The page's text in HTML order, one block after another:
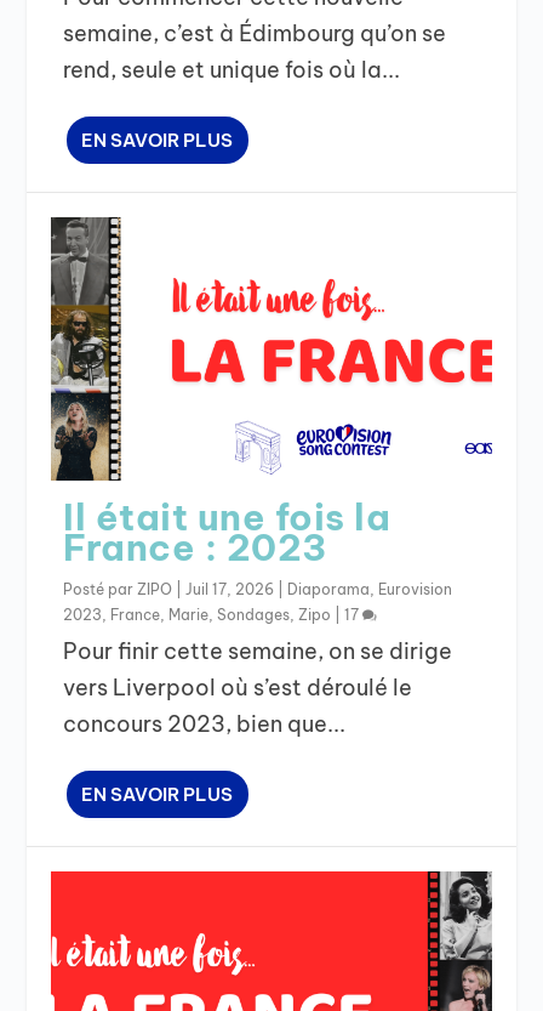
semaine, c’est à Édimbourg qu’on se
rend, seule et unique fois où la...
EN SAVOIR PLUS
Il était une fois la
France : 2023
Posté parZIPO |Juil 17, 2026 Diaporama, Eurovision
2023, France, Marie,Sondages,Zipo |17
Pour finir cette semaine, on se dirige
vers Liverpool où s’est déroulé le
concours 2023, bien que...
EN SAVOIR PLUS